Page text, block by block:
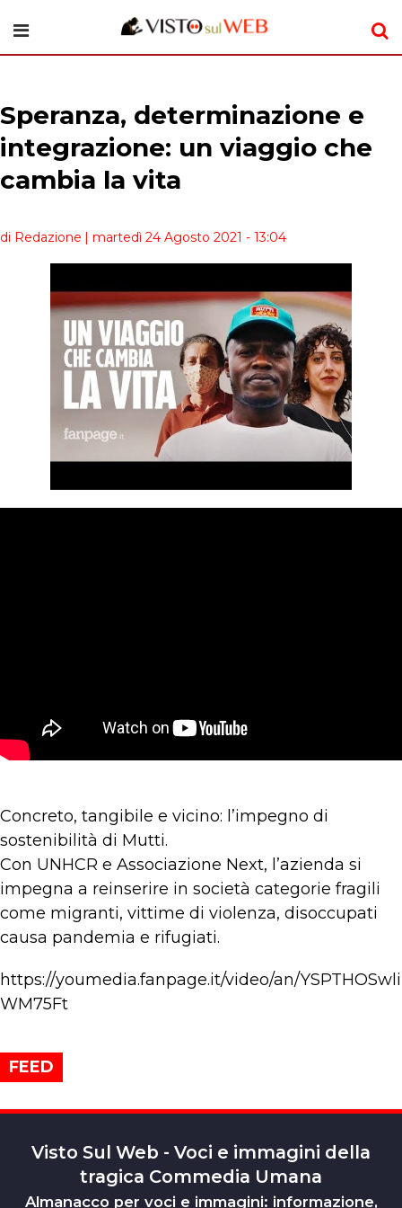
Speranza, determinazione e
integrazione: un viaggio che
cambia la vita
di Redazione | martedì 24 Agosto 2021 - 13:04
Concreto, tangibile e vicino: l’impegno di
sostenibilità di Mutti.
Con UNHCR e Associazione Next, l’azienda si
impegna a reinserire in società categorie fragili
come migranti, vittime di violenza, disoccupati
causa pandemia e rifugiati.
https://youmedia.fanpage.it/video/an/YSPTHOSwli
WM75Ft
FEED
Visto Sul Web - Voci e immagini della
tragica Commedia Umana
Almanacco per voci e immagini: informazione,